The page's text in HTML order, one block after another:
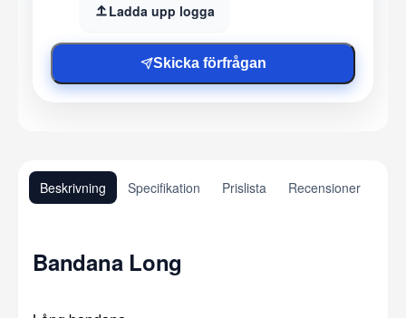
Ladda upp logga
Skicka förfrågan
Beskrivning Specifikation Prislista Recensioner
Bandana Long